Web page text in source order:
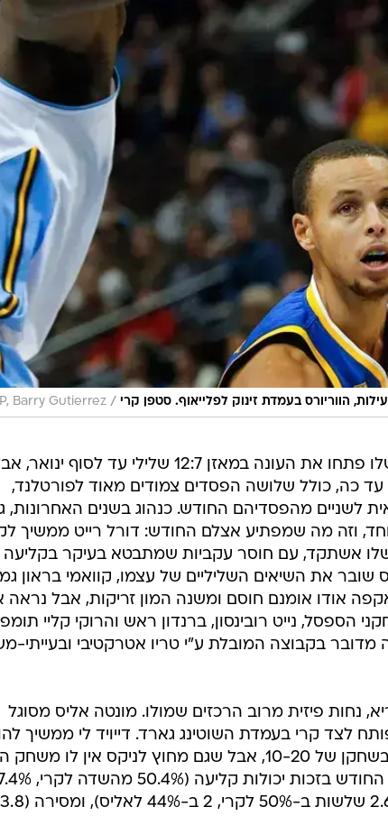
הווריורס בעמדת זינוק לפלייאוף. סטפן קרי /
Barry Gutierrez
תנו קרדיט למארק ג'קסון - הלוחמים שלו פתחו את העונה במאזן 12:7 שלילי עד לסוף
הם מחזיקים במאזן 5:6 חיובי עד כה, כולל שלושה הפסדים צמודים מאוד לפורטלנד,
לשניים מהפסדיהם החודש. כנהוג בשנים האחרונות,
וזה מה שמפתיע אצלם החודש: דורל רייט ממשיך
אשתקד, עם חוסר עקביות שמתבטא בעיקר בקליעה
שובר את השיאים השליליים של עצמו, קוואמי בראון
אודו אומנם חוסם ומשנה המון זריקות, אבל נראה
הספסל, נייט רובינסון, ברנדון ראש והרוקי קליי
בקבוצה המובלת ע"י טריו אטרקטיבי ובעייתי-
נחות פיזית מרוב הרכזים שמולו. מונטה אליס מסוגל
לצד קרי בעמדת השוטינג גארד. דייויד לי ממשיך
שגם מחוץ לשיטה של דאנטוני, מדובר בשחקן של 10-20, אבל שגם מחוץ לניקס אין לו
טריו הלוחמים הצליח להשיג מאזן חיובי החודש בזכות יכולות
לאליס, 50% מצד לי), צליפה משלוש (2.6 שלשות ב-50% לקרי, 2